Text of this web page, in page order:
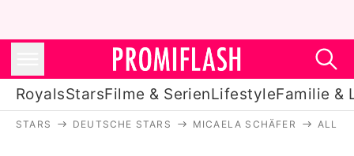
RoyalsStarsFilme & SerienLifestyleFamilie &
STARS DEUTSCHE STARS MICAELA SCHÄFER ALLE